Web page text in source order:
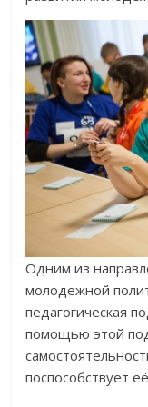
Одним из
молодежной
педагогическая
помощью этой
поспособствует